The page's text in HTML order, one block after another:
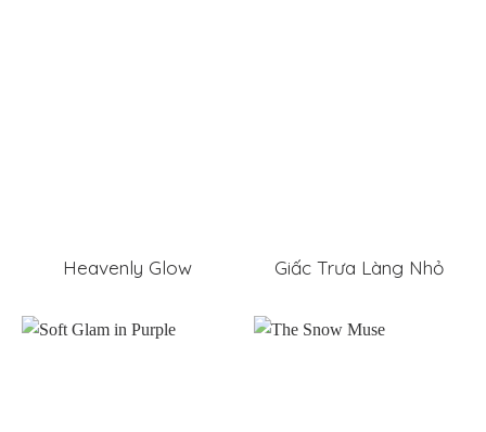
Heavenly Glow Giấc Trưa Làng Nhỏ